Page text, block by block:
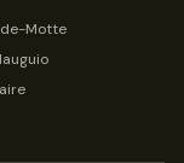
Motte